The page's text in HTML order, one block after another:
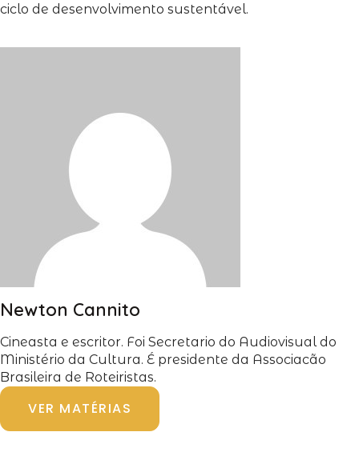
ciclo de desenvolvimento sustentável.
Newton Cannito
Cineasta e escritor. Foi Secretario do Audiovisual do
Ministério da Cultura. É presidente da Associacão
Brasileira de Roteiristas.
VER MATÉRIAS